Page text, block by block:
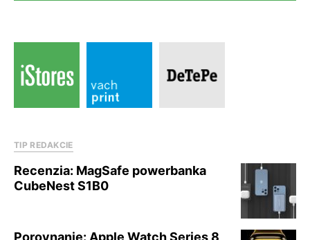
TIP REDAKCIE
Recenzia: MagSafe powerbanka
CubeNest S1B0
Porovnanie: Apple Watch Series 8